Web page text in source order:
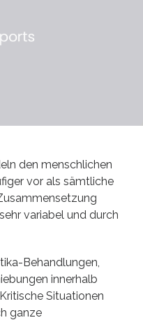
den menschlichen
vor als sämtliche
variabel und durch
Behandlungen,
innerhalb
Situationen
ganze